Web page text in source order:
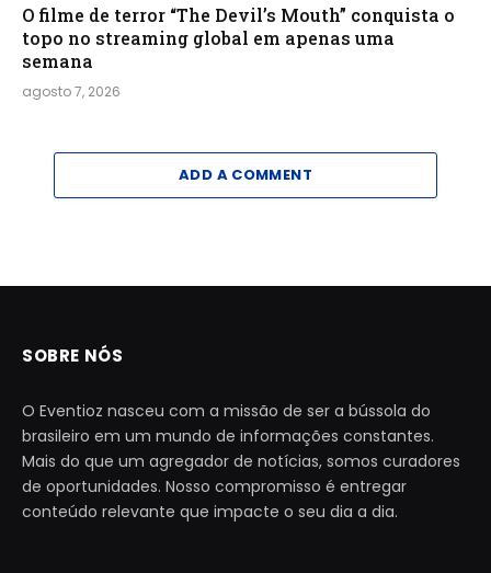
O filme de terror “The Devil’s Mouth” conquista o
topo no streaming global em apenas uma
semana
agosto 7, 2026
ADD A COMMENT
SOBRE NÓS
O Eventioz nasceu com a missão de ser a bússola do
brasileiro em um mundo de informações constantes.
Mais do que um agregador de notícias, somos curadores
de oportunidades. Nosso compromisso é entregar
conteúdo relevante que impacte o seu dia a dia.